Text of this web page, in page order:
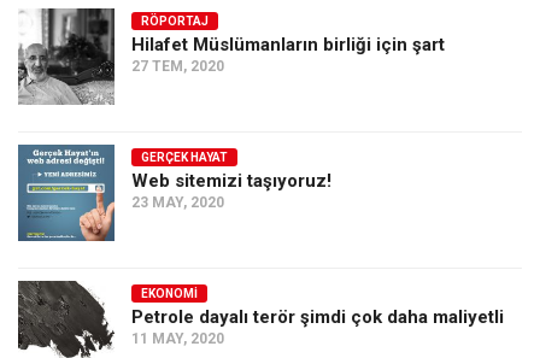
7 soruda bu hafta
Ekonomi
Spor
Sağlık
Gıda-Beslenme
Türkiye
Siyaset
RÖPORTAJ
Hilafet Müslümanların birliği için şart
27 TEM, 2020
GERÇEK HAYAT
Web sitemizi taşıyoruz!
23 MAY, 2020
EKONOMI
Petrole dayalı terör şimdi çok daha maliyetli
11 MAY, 2020